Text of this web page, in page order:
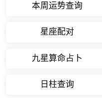
本周运势查询
星座配对
九星算命占卜
日柱查询